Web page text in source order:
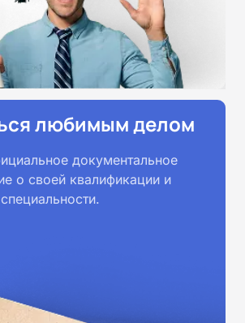
любимым делом
документальное
о своей квалификации и